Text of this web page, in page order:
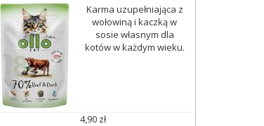
Karma uzupełniająca z
wołowiną i kaczką w
sosie własnym dla
kotów w każdym wieku.
4,90 zł